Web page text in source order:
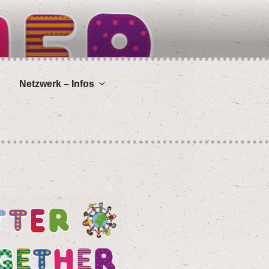
Netz­werk – Infos